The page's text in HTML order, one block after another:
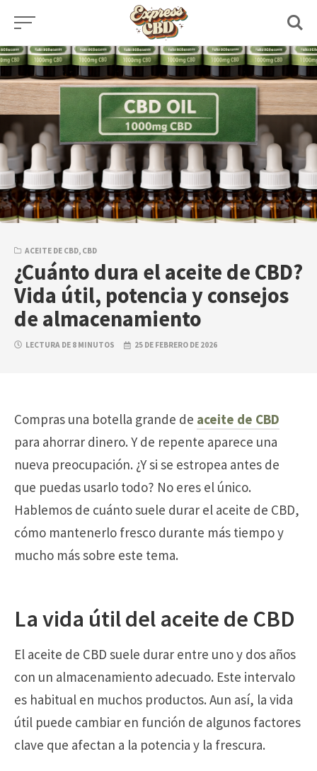
Skip
content
ACEITE DE CBD, CBD
¿Cuánto dura el aceite de CBD?
Vida útil, potencia y consejos
de almacenamiento
LECTURA DE 8 MINUTOS 25 DE FEBRERO DE 2026
Compras una botella grande de aceite de CBD
para ahorrar dinero. Y de repente aparece una
nueva preocupación. ¿Y si se estropea antes de
que puedas usarlo todo? No eres el único.
Hablemos de cuánto suele durar el aceite de CBD,
cómo mantenerlo fresco durante más tiempo y
mucho más sobre este tema.
La vida útil del aceite de CBD
El aceite de CBD suele durar entre uno y dos años
con un almacenamiento adecuado. Este intervalo
es habitual en muchos productos. Aun así, la vida
útil puede cambiar en función de algunos factores
clave que afectan a la potencia y la frescura.